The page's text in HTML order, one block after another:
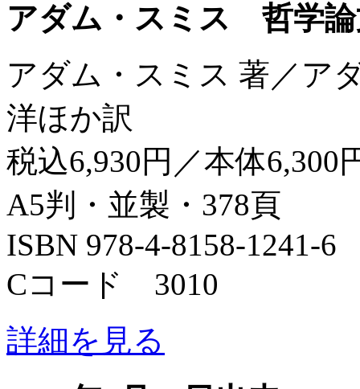
アダム・スミス 哲学論
アダム・スミス 著／ア
洋ほか訳
税込6,930円／本体6,300
A5判・並製・378頁
ISBN 978-4-8158-1241-6
Cコード 3010
詳細を見る